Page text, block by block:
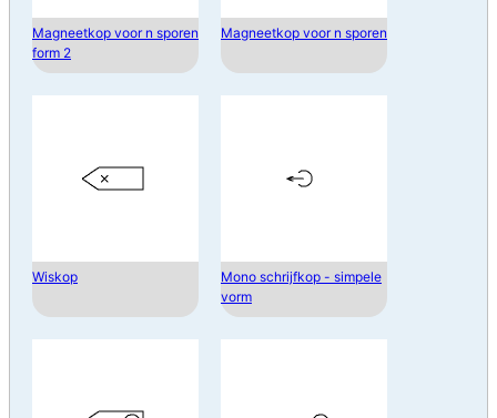
Magneetkop voor n sporen
form 2
Magneetkop voor n sporen
Wiskop
Mono schrijfkop - simpele
vorm